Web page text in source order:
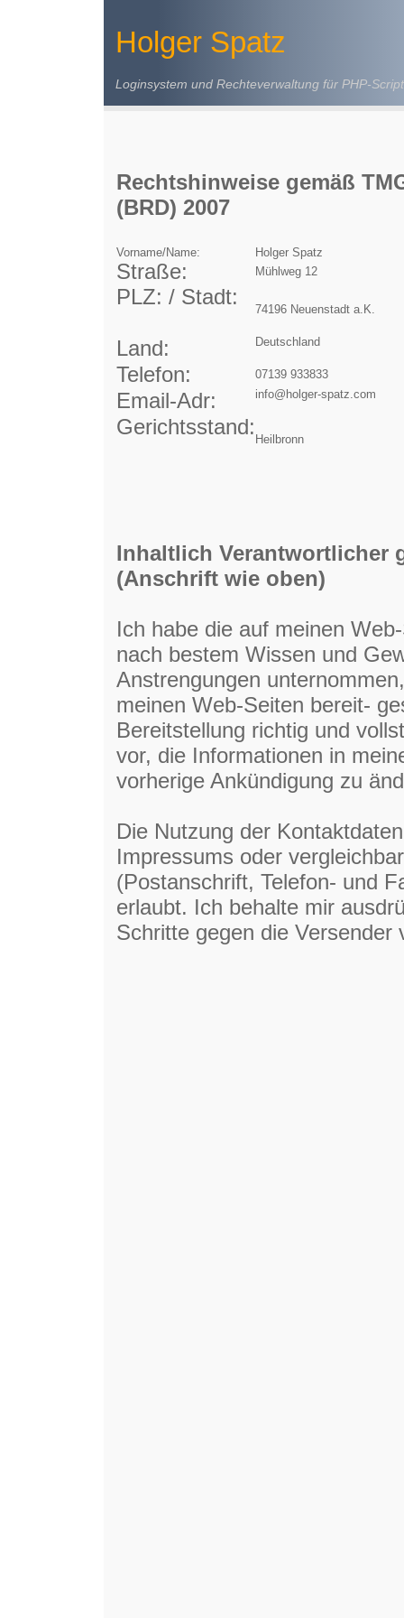
Holger Spatz
Loginsystem und Rechteverwaltung für PHP-
Rechtshinweise gemäß
(BRD) 2007
Vorname/Name: Holger Spatz
Straße: Mühlweg 12
PLZ: / Stadt:
74196 Neuenstadt a.K.
Land: Deutschland
Telefon: 07139 933833
Email-Adr: info@holger-spatz.com
Gerichtsstand:
Heilbronn
Inhaltlich Verantwortlicher
(Anschrift wie oben)
Ich habe die auf meinen
nach bestem Wissen und
Anstrengungen
meinen Web-Seiten bereit-
Bereitstellung richtig und
vor, die Informationen in
vorherige Ankündigung zu
Die Nutzung der
Impressums oder
(Postanschrift, Telefon- und
erlaubt. Ich behalte mir
Schritte gegen die Versender